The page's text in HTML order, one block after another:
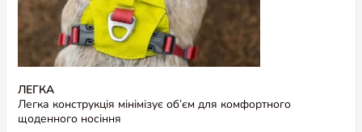
ЛЕГКА
Легка конструкція мінімізує об’єм для комфортного
щоденного носіння
Відгуки та питання
Відгуки (0) Питання (0)